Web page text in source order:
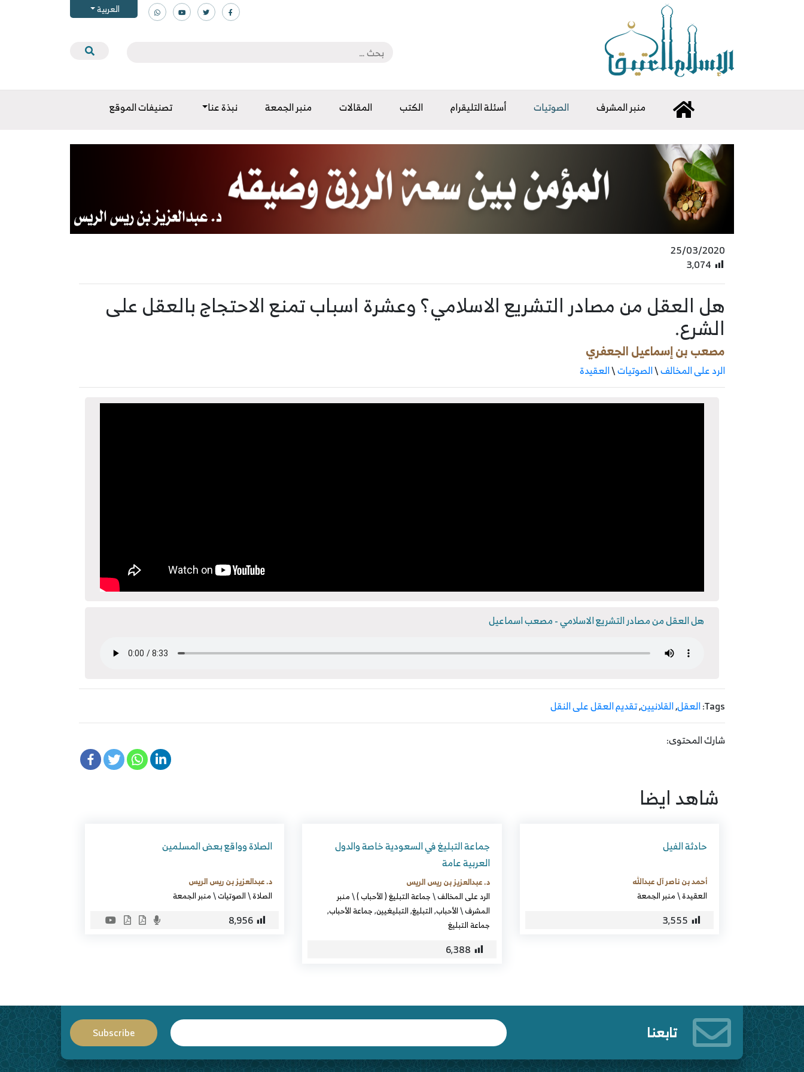
العربية
منبر المشرف الصوتيات أسئلة التليقرام الكتب المقالات منبر الجمعة نبذة عنا تصنيفات الموقع
25/03/2020
3٬074
هل العقل من مصادر التشريع الاسلامي؟ وعشرة اسباب تمنع الاحتجاج بالعقل على
الشرع.
مصعب بن إسماعيل الجعفري
الرد على المخالف\الصوتيات\العقيدة
هل العقل من مصادر التشريع الاسلامي - مصعب اسماعيل
Tags: العقل,القلانيين,تقديم العقل على النقل
شارك المحتوى:
شاهد ايضا
حادثة الفيل
أحمد بن ناصر آل عبدالله
العقيدة\منبر الجمعة
3٬555
جماعة التبليغ في السعودية خاصة والدول
العربية عامة
د. عبدالعزيز بن ريس الريس
الرد على المخالف\جماعة التبليغ ( الأحباب )\منبر
المشرف\الأحباب,التبليغ,التبليغيين,جماعة الأحباب,
جماعة التبليغ
6٬388
الصلاة وواقع بعض المسلمين
د. عبدالعزيز بن ريس الريس
الصلاة\الصوتيات\منبر الجمعة
8٬956
تابعنا